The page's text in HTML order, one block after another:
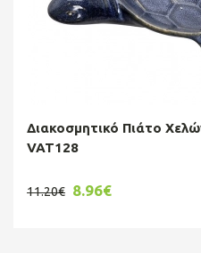
Διακοσμητικό Πιάτο
VAT128
11.20€ 8.96€